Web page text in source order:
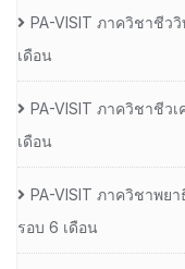
PA-VISIT ภาควิชาชีว
เดือน
PA-VISIT ภาควิชาชีว
เดือน
PA-VISIT ภาควิชาพย
รอบ 6 เดือน